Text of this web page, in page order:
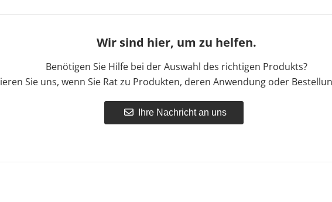
Wir sind hier, um zu helfen.
Benötigen Sie Hilfe bei der Auswahl des richtigen Produkts?
Sie uns, wenn Sie Rat zu Produkten, deren Anwendung oder
Ihre Nachricht an uns